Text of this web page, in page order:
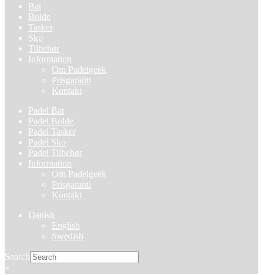
Bat
Bolde
Tasker
Sko
Tilbehør
Information
Om Padelgeek
Prisgaranti
Kontakt
Padel Bat
Padel Bolde
Padel Tasker
Padel Sko
Padel Tilbehør
Information
Om Padelgeek
Prisgaranti
Kontakt
Danish
English
Swedish
Search
×